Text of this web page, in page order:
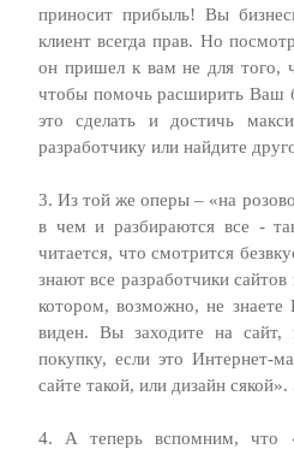
приносит прибыль! Вы
клиент всегда прав. Но
он пришел к вам не для того,
чтобы помочь расширить Ваш
это сделать и достичь
разработчику или найдите
3. Из той же оперы – «на
в чем и разбираются все -
читается, что смотрится
знают все разработчики
котором, возможно, не
виден. Вы заходите на сайт,
покупку, если это Интернет-
сайте такой, или дизайн
4. А теперь вспомним, что